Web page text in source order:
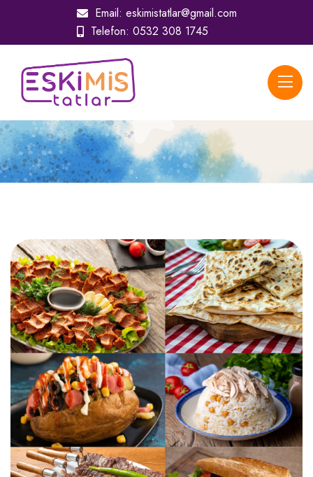
Email: eskimistatlar@gmail.com
Telefon: 0532 308 1745